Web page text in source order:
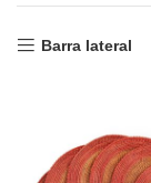
Barra lateral